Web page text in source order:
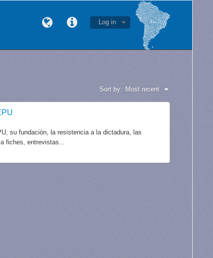
Log in
Sort by: Most recent
su fundación, la resistencia a la dictadura, las
fiches, entrevistas...